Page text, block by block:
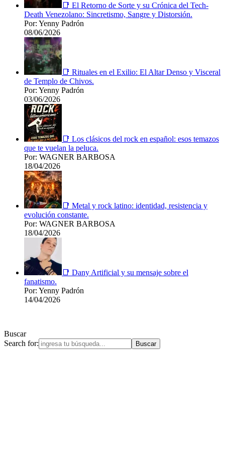
📑 El Retorno de Sorte y su Crónica del Tech-
Death Venezolano: Sincretismo, Sangre y Distorsión.
Por: Yenny Padrón
08/06/2026
📑 Rituales en el Exilio: El Altar Denso y Visceral
de Templo de Chivos.
Por: Yenny Padrón
03/06/2026
📑 Los clásicos del rock en español: esos temazos
que te vuelan la peluca.
Por: WAGNER BARBOSA
18/04/2026
📑 Metal y rock latino: identidad, resistencia y
evolución constante.
Por: WAGNER BARBOSA
18/04/2026
📑 Dany Artificial y su mensaje sobre el
fanatismo.
Por: Yenny Padrón
14/04/2026
Buscar
Search for: